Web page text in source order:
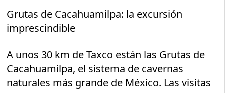
Grutas de Cacahuamilpa: la excursión
imprescindible
A unos 30 km de Taxco están las Grutas de
Cacahuamilpa, el sistema de cavernas
naturales más grande de México. Las visitas